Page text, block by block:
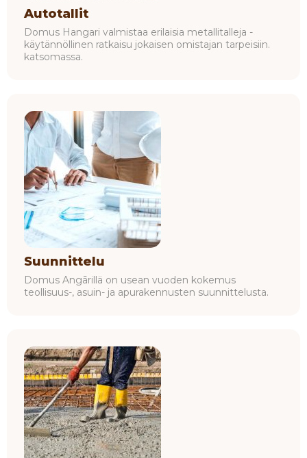
Autotallit
Domus Hangari valmistaa erilaisia metallitalleja -
käytännöllinen ratkaisu jokaisen omistajan tarpeisiin.
katsomassa.
Suunnittelu
Domus Angārillä on usean vuoden kokemus
teollisuus-, asuin- ja apurakennusten suunnittelusta.